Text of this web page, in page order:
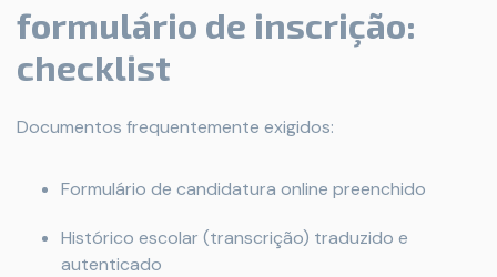
formulário de inscrição:
checklist
Documentos frequentemente exigidos:
Formulário de candidatura online preenchido
Histórico escolar (transcrição) traduzido e
autenticado